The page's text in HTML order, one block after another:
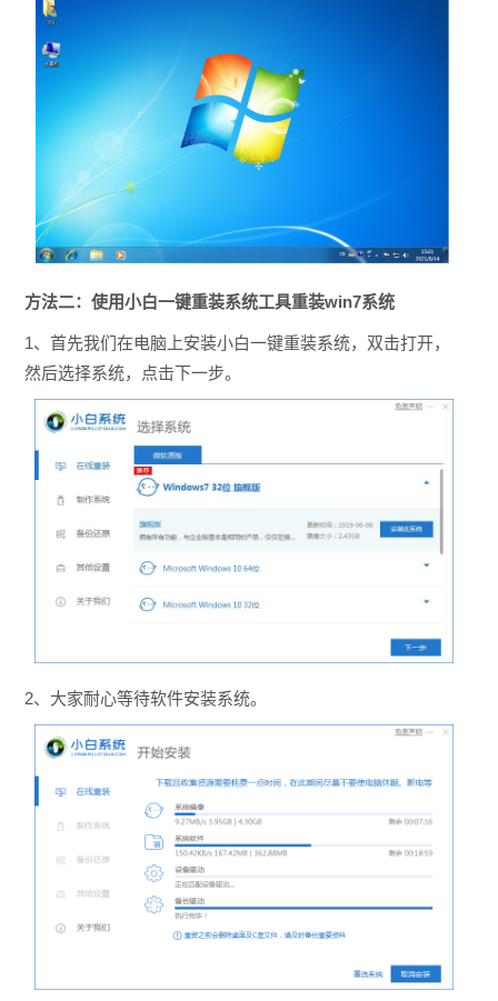
方法二：使用小白一键重装系统工具重装win7系统
1、首先我们在电脑上安装小白一键重装系统，双击打开，
然后选择系统，点击下一步。
2、大家耐心等待软件安装系统。